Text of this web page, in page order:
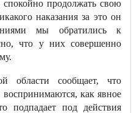
спокойно продолжать свою
наказания за это он
мы обратились к
что у них совершенно
области сообщает, что
как явное
подпадает под действия